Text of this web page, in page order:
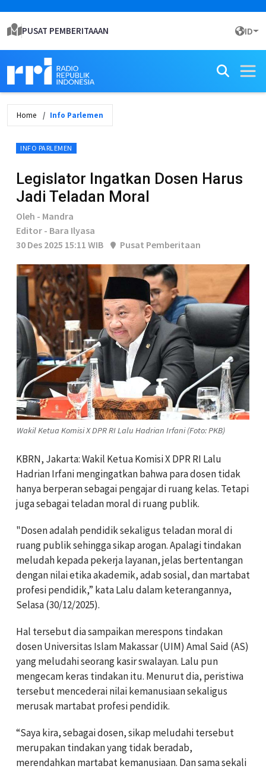
PUSAT PEMBERITAAAN ID
Home Info Parlemen
INFO PARLEMEN
Legislator Ingatkan Dosen Harus
Jadi Teladan Moral
Oleh - Mandra
Editor - Bara Ilyasa
30 Des 2025 15:11 WIB
Pusat Pemberitaan
Wakil Ketua Komisi X DPR RI Lalu Hadrian Irfani (Foto: PKB)
KBRN, Jakarta: Wakil Ketua Komisi X DPR RI Lalu
Hadrian Irfani mengingatkan bahwa para dosen tidak
hanya berperan sebagai pengajar di ruang kelas. Tetapi
juga sebagai teladan moral di ruang publik.
"Dosen adalah pendidik sekaligus teladan moral di
ruang publik sehingga sikap arogan. Apalagi tindakan
meludah kepada pekerja layanan, jelas bertentangan
dengan nilai etika akademik, adab sosial, dan martabat
profesi pendidik,” kata Lalu dalam keterangannya,
Selasa (30/12/2025).
Hal tersebut dia sampaikan merespons tindakan
dosen Universitas Islam Makassar (UIM) Amal Said (AS)
yang meludahi seorang kasir swalayan. Lalu pun
mengecam keras tindakan itu. Menurut dia, peristiwa
tersebut mencederai nilai kemanusiaan sekaligus
merusak martabat profesi pendidik.
“Saya kira, sebagai dosen, sikap meludahi tersebut
merupakan tindakan yang tidak beradab,
merendahkan martabat kemanusiaan. Dan sama sekali